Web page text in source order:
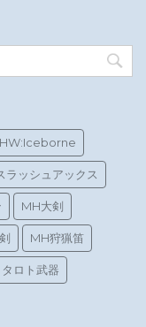
ラッシュアックス
MH大剣
MH狩猟笛
ロト武器